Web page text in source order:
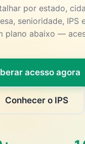
por estado,
senioridade, IPS
plano abaixo —
acesso agora
Conhecer o IPS